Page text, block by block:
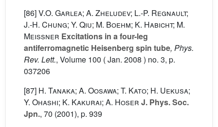
[86]V.O. Garlea; A. Zheludev; L.-P. Regnault;
J.-H. Chung; Y. Qiu; M. Boehm; K. Habicht; M.
Meissner Excitations in a four-leg
antiferromagnetic Heisenberg spin tube, Phys.
Rev. Lett., Volume 100 ( Jan. 2008 ) no. 3, p.
037206
[87] H. Tanaka; A. Oosawa; T. Kato; H. Uekusa;
Y. Ohashi; K. Kakurai; A. Hoser J. Phys. Soc.
Jpn., 70 (2001), p. 939